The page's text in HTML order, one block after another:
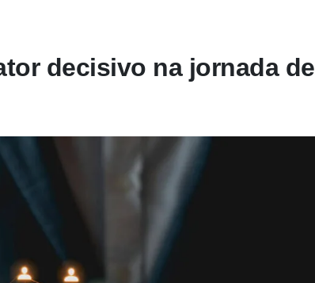
decisivo na jornada de